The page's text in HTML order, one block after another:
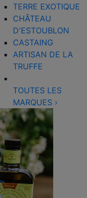
TERRE EXOTIQUE
CHÂTEAU
D'ESTOUBLON
CASTAING
ARTISAN DE LA
TRUFFE
TOUTES LES
MARQUES ›